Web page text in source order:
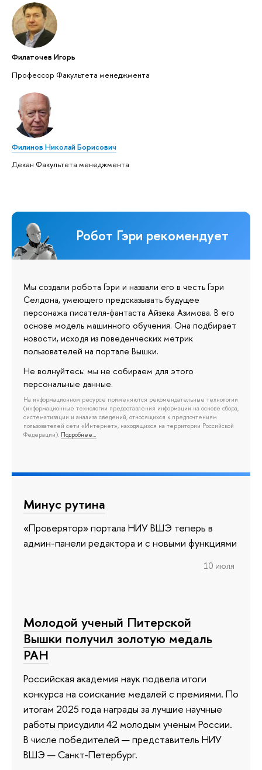
Филаточев Игорь
Профессор Факультета менеджмента
Филинов Николай Борисович
Декан Факультета менеджмента
Робот Гэри рекомендует
Мы создали робота Гэри и назвали его в честь Гэри
Селдона, умеющего предсказывать будущее
персонажа писателя-фантаста Айзека Азимова. В его
основе модель машинного обучения. Она подбирает
новости, исходя из поведенческих метрик
пользователей на портале Вышки.
Не волнуйтесь: мы не собираем для этого
персональные данные.
На информационном ресурсе применяются рекомендательные технологии
(информационные технологии предоставления информации на основе сбора,
систематизации и анализа сведений, относящихся к предпочтениям
пользователей сети «Интернет», находящихся на территории Российской
Федерации). Подробнее…
Минус рутина
«Проверятор» портала НИУ ВШЭ теперь в
админ-панели редактора и с новыми функциями
10 июля
Молодой ученый Питерской
Вышки получил золотую медаль
РАН
Российская академия наук подвела итоги
конкурса на соискание медалей с премиями. По
итогам 2025 года награды за лучшие научные
работы присудили 42 молодым ученым России.
В числе победителей — представитель НИУ
ВШЭ — Санкт-Петербург.